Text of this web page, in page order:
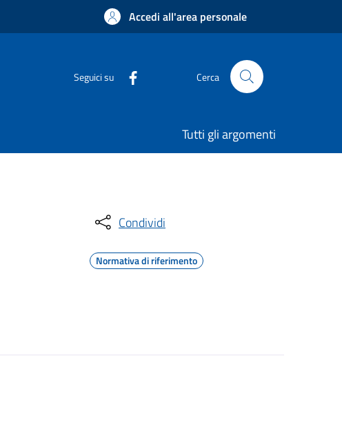
Accedi all'area personale
Seguici su Cerca
Tutti gli argomenti
Condividi
Normativa di riferimento